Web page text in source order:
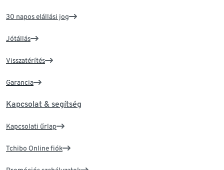
30 napos elállási jog
Jótállás
Visszatérítés
Garancia
Kapcsolat & segítség
Kapcsolati űrlap
Tchibo Online fiók